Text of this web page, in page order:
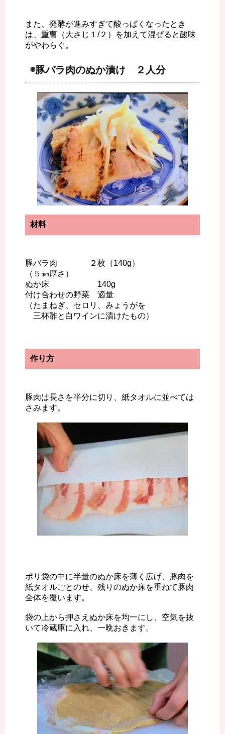
また、発酵が進みすぎて酸っぱくなったとき
は、重曹（大さじ１/２）を加えて混ぜると酸味
がやわらぐ。
◉豚バラ肉のぬか漬け ２人分
材料
豚バラ肉 ２枚（140g）
（５㎜厚さ）
ぬか床 140g
付け合わせの野菜 適量
（たまねぎ、セロリ、みょうがを
三杯酢と白ワインに漬けたもの）
作り方
豚肉は長さを半分に切り、紙タオルに並べては
さみます。
ポリ袋の中に半量のぬか床を薄く広げ、豚肉を
紙タオルごとのせ、残りのぬか床を重ねて豚肉
全体を覆います。
袋の上から押さえぬか床を均一にし、空気を抜
いて冷蔵庫に入れ、一晩おきます。